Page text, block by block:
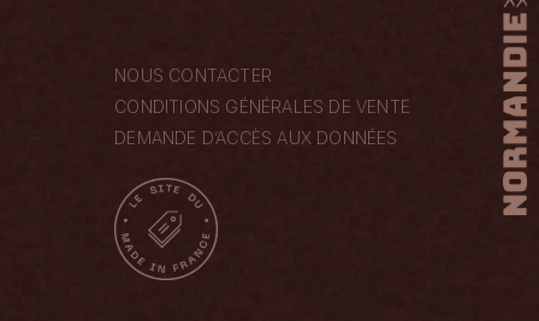
NOUS CONTACTER
CONDITIONS GÉNÉRALES DE VENTE
DEMANDE D’ACCÈS AUX DONNÉES